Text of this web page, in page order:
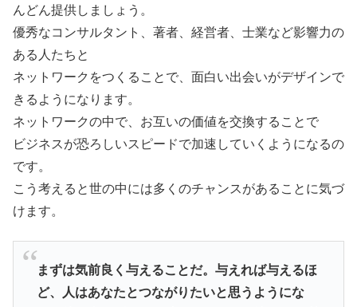
んどん提供しましょう。
優秀なコンサルタント、著者、経営者、士業など影響力の
ある人たちと
ネットワークをつくることで、面白い出会いがデザインで
きるようになります。
ネットワークの中で、お互いの価値を交換することで
ビジネスが恐ろしいスピードで加速していくようになるの
です。
こう考えると世の中には多くのチャンスがあることに気づ
けます。
まずは気前良く与えることだ。与えれば与えるほ
ど、人はあなたとつながりたいと思うようにな